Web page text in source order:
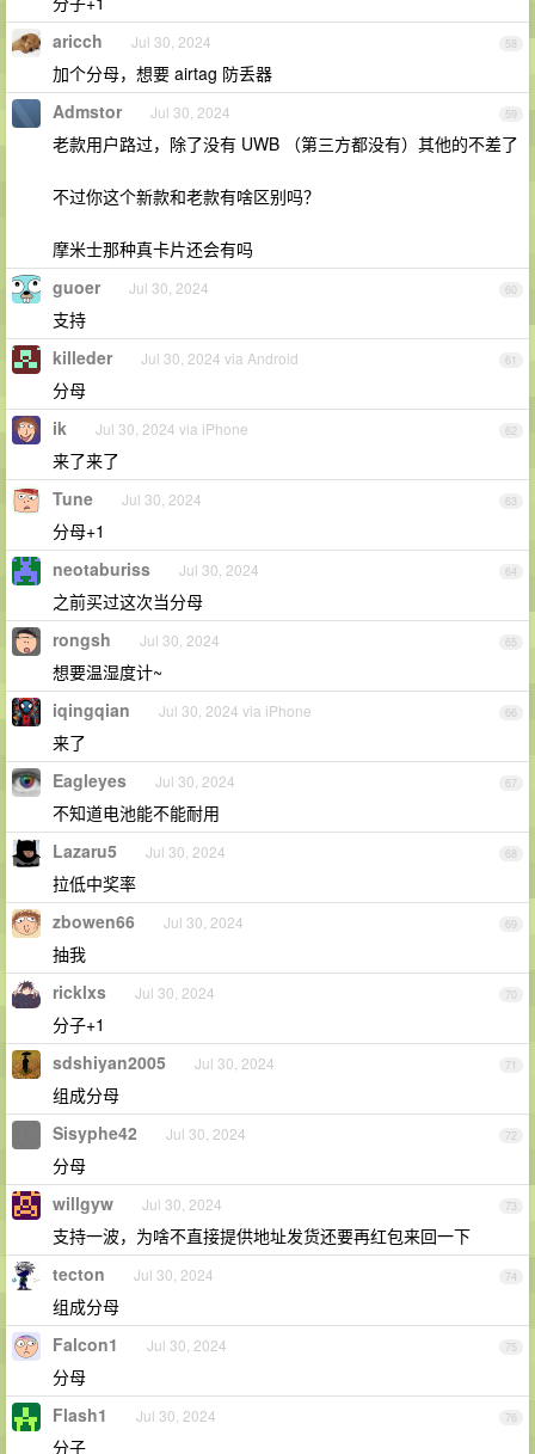
58
aricch Jul 30, 2024
加个分母，想要 airtag 防丢器
59
Admstor Jul 30, 2024
老款用户路过，除了没有 UWB （第三方都没有）其他的不差了
不过你这个新款和老款有啥区别吗？
摩米士那种真卡片还会有吗
60
guoer Jul 30, 2024
支持
61
killeder Jul 30, 2024 via Android
分母
62
ik Jul 30, 2024 via iPhone
来了来了
63
Tune Jul 30, 2024
分母+1
64
neotaburiss Jul 30, 2024
之前买过这次当分母
65
rongsh Jul 30, 2024
想要温湿度计~
66
iqingqian Jul 30, 2024 via iPhone
来了
67
Eagleyes Jul 30, 2024
不知道电池能不能耐用
68
Lazaru5 Jul 30, 2024
拉低中奖率
69
zbowen66 Jul 30, 2024
抽我
70
ricklxs Jul 30, 2024
分子+1
71
sdshiyan2005 Jul 30, 2024
组成分母
72
Sisyphe42 Jul 30, 2024
分母
73
willgyw Jul 30, 2024
支持一波，为啥不直接提供地址发货还要再红包来回一下
74
tecton Jul 30, 2024
组成分母
75
Falcon1 Jul 30, 2024
分母
76
Flash1 Jul 30, 2024
分子